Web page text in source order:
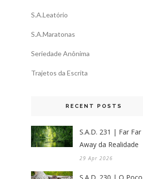
S.A.Leatório
S.A.Maratonas
Seriedade Anônima
Trajetos da Escrita
RECENT POSTS
S.A.D. 231 | Far Far
Away da Realidade
29 Apr 2026
S.A.D. 230 | O